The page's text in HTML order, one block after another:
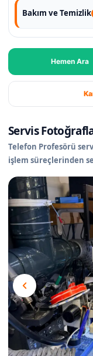
Bakım ve Temizlik
Hemen Ara
Servis
Telefon Profesörü
işlem süreçlerinden